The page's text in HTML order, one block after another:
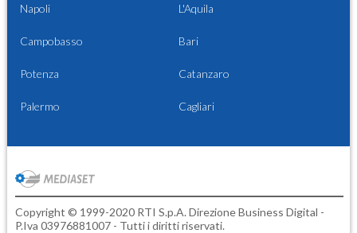
Napoli L'Aquila
Campobasso Bari
Potenza Catanzaro
Palermo Cagliari
Copyright © 1999-2020 RTI S.p.A. Direzione Business Digital -
P.Iva 03976881007 - Tutti i diritti riservati.